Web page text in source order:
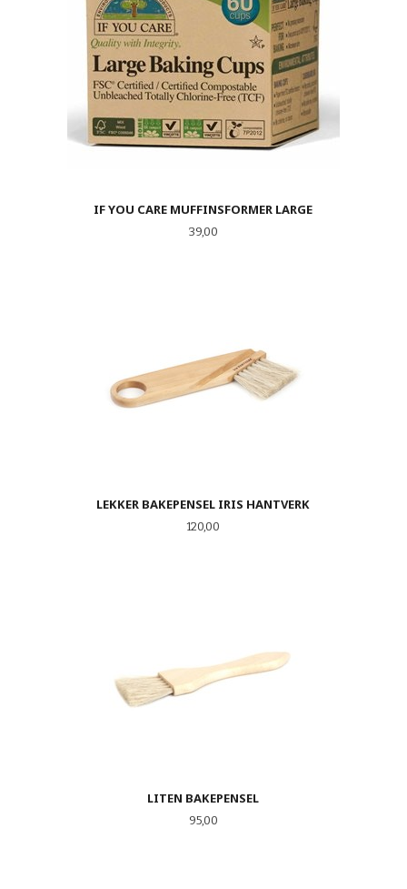
IF YOU CARE MUFFINSFORMER LARGE
Pris
39,00
LEKKER BAKEPENSEL IRIS HANTVERK
Pris
120,00
LITEN BAKEPENSEL
Pris
95,00